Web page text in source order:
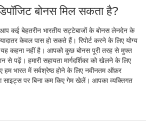
बोनस मिल सकता है?
कई बेहतरीन भारतीय सट्टेबाजों के बोनस लेनदेन के
केवल पास हो सकते हैं। रिपोर्ट करने के लिए योग्य
कहना नहीं है। आपको कुछ बोनस पूरी तरह से मुफ्त
से पढ़ें। हमारी सहायता मार्गदर्शिका को खेलने के लिए
हम भारत में सर्वश्रेष्ठ होने के लिए नवीनतम ऑफ़र
साइट्स पर बिना कम किए गेम खेलें। आपका व्यक्तिगत